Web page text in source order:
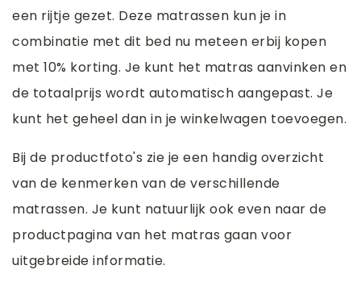
een rijtje gezet. Deze matrassen kun je in
combinatie met dit bed nu meteen erbij kopen
met 10% korting. Je kunt het matras aanvinken en
de totaalprijs wordt automatisch aangepast. Je
kunt het geheel dan in je winkelwagen toevoegen.
Bij de productfoto's zie je een handig overzicht
van de kenmerken van de verschillende
matrassen. Je kunt natuurlijk ook even naar de
productpagina van het matras gaan voor
uitgebreide informatie.